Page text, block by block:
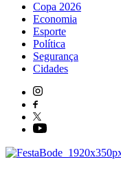
Copa 2026
Economia
Esporte
Política
Segurança
Cidades